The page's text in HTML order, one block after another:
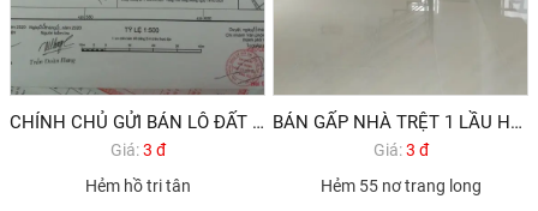
CHÍNH CHỦ GỬI BÁN LÔ ĐẤT 2 MẶT HẺM ĐƯỜNG HỒ TRI TÂN, PHƯỜNG RẠCH DỪA, TP VŨNG TÀU.
Giá:3 đ
Hẻm hồ tri tân
BÁN GẤP NHÀ TRỆT 1 LẦU HẺM 55 NƠ TRANG LONG, PHƯỜNG RẠCH DỪA, TP VŨNG TÀU.
Giá:3 đ
Hẻm 55 nơ trang long